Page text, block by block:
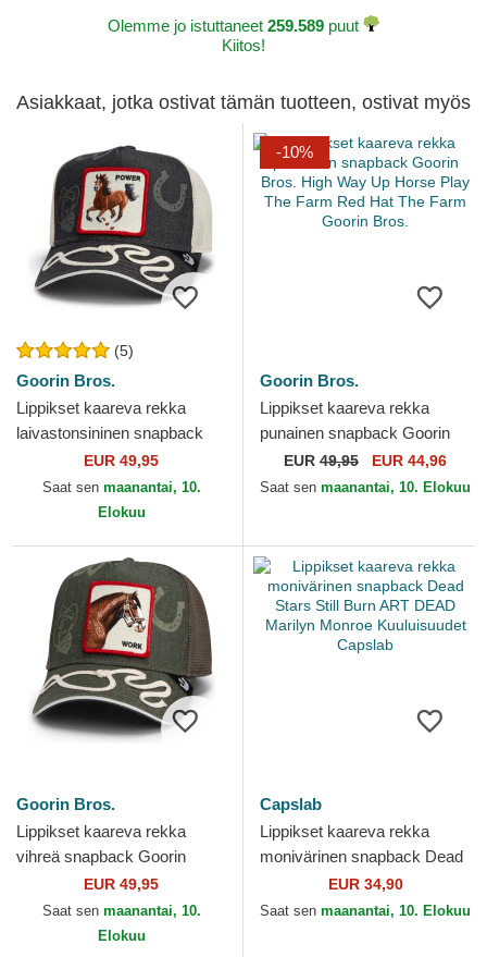
Olemme jo istuttaneet 259.589 puut
Kiitos!
Asiakkaat, jotka ostivat tämän tuotteen, ostivat myös
(5)
Goorin Bros.
Lippikset kaareva rekka
laivastonsininen snapback
Goorin Bros. Power Full
Throttle Horse Play The...
EUR 49,95
Saat sen maanantai, 10.
Elokuu
-10%
Goorin Bros.
Lippikset kaareva rekka
punainen snapback Goorin
Bros. High Way Up Horse
Play The Farm Red Hat...
EUR 49,95 EUR 44,96
Saat sen maanantai, 10. Elokuu
Goorin Bros.
Lippikset kaareva rekka
vihreä snapback Goorin
Bros. Work Double Shift
Horse Play The Farm
EUR 49,95
Saat sen maanantai, 10.
Elokuu
Capslab
Lippikset kaareva rekka
monivärinen snapback Dead
Stars Still Burn ART DEAD
Marilyn Monroe...
EUR 34,90
Saat sen maanantai, 10. Elokuu